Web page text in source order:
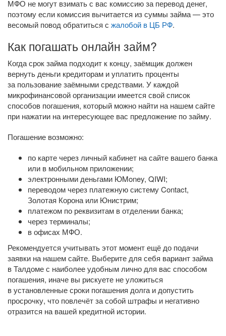
МФО не могут взимать с вас комиссию за перевод денег,
поэтому если комиссия вычитается из суммы займа — это
весомый повод обратиться с жалобой в ЦБ РФ.
Как погашать онлайн займ?
Когда срок займа подходит к концу, заёмщик должен
вернуть деньги кредиторам и уплатить проценты
за пользование заёмными средствами. У каждой
микрофинансовой организации имеется свой список
способов погашения, который можно найти на нашем сайте
при нажатии на интересующее вас предложение по займу.
Погашение возможно:
по карте через личный кабинет на сайте вашего банка
или в мобильном приложении;
электронными деньгами ЮMoney, QIWI;
переводом через платежную систему Contact,
Золотая Корона или Юнистрим;
платежом по реквизитам в отделении банка;
через терминалы;
в офисах МФО.
Рекомендуется учитывать этот момент ещё до подачи
заявки на нашем сайте. Выберите для себя вариант займа
в Талдоме с наиболее удобным лично для вас способом
погашения, иначе вы рискуете не уложиться
в установленные сроки погашения долга и допустить
просрочку, что повлечёт за собой штрафы и негативно
отразится на вашей кредитной истории.